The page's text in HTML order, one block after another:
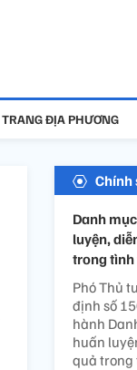
TRANG ĐỊA PHƯƠNG
Chính
Danh
luyện,
trong
Phó Thủ
định số
hành
huấn
quả trong